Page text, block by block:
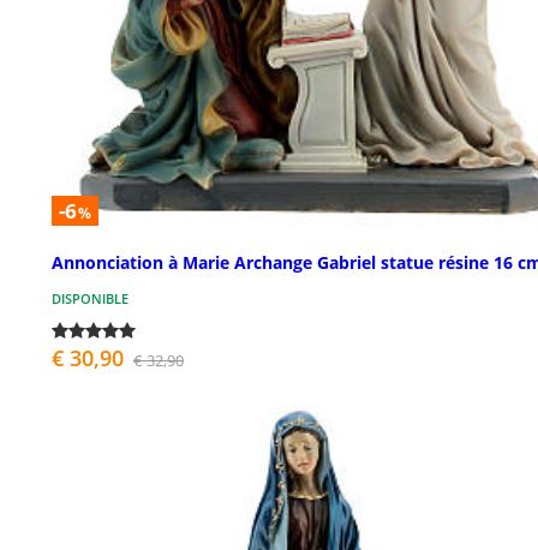
-6%
Annonciation à Marie Archange Gabriel statue résine 16
DISPONIBLE
€ 30,90 € 32,90